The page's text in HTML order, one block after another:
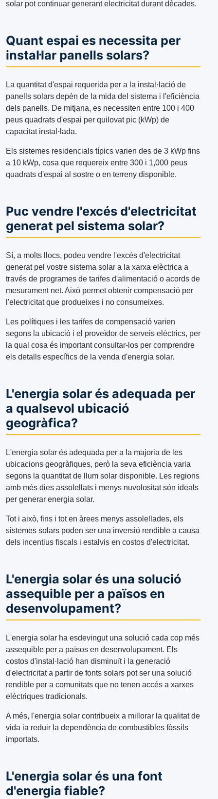
solar pot continuar generant electricitat durant dècades.
Quant espai es necessita per
instal·lar panells solars?
La quantitat d'espai requerida per a la instal·lació de
panells solars depèn de la mida del sistema i l'eficiència
dels panells. De mitjana, es necessiten entre 100 i 400
peus quadrats d'espai per quilovat pic (kWp) de
capacitat instal·lada.
Els sistemes residencials típics varien des de 3 kWp fins
a 10 kWp, cosa que requereix entre 300 i 1,000 peus
quadrats d'espai al sostre o en terreny disponible.
Puc vendre l'excés d'electricitat
generat pel sistema solar?
Sí, a molts llocs, podeu vendre l'excés d'electricitat
generat pel vostre sistema solar a la xarxa elèctrica a
través de programes de tarifes d'alimentació o acords de
mesurament net. Això permet obtenir compensació per
l'electricitat que produeixes i no consumeixes.
Les polítiques i les tarifes de compensació varien
segons la ubicació i el proveïdor de serveis elèctrics, per
la qual cosa és important consultar-los per comprendre
els detalls específics de la venda d'energia solar.
L'energia solar és adequada per
a qualsevol ubicació
geogràfica?
L'energia solar és adequada per a la majoria de les
ubicacions geogràfiques, però la seva eficiència varia
segons la quantitat de llum solar disponible. Les regions
amb més dies assolellats i menys nuvolositat són ideals
per generar energia solar.
Tot i això, fins i tot en àrees menys assolellades, els
sistemes solars poden ser una inversió rendible a causa
dels incentius fiscals i estalvis en costos d'electricitat.
L'energia solar és una solució
assequible per a països en
desenvolupament?
L'energia solar ha esdevingut una solució cada cop més
assequible per a països en desenvolupament. Els
costos d'instal·lació han disminuït i la generació
d'electricitat a partir de fonts solars pot ser una solució
rendible per a comunitats que no tenen accés a xarxes
elèctriques tradicionals.
A més, l'energia solar contribueix a millorar la qualitat de
vida ia reduir la dependència de combustibles fòssils
importats.
L'energia solar és una font
d'energia fiable?